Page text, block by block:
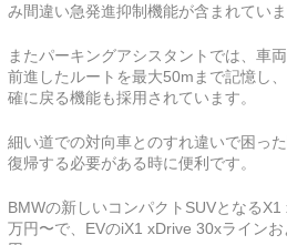
み間違い急発進抑制機能が含まれていま
またパーキングアシスタントでは、車
前進したルートを最大50mまで記憶し
確に戻る機能も採用されています。
細い道での対向車とのすれ違いで困っ
復帰する必要がある時に便利です。
BMWの新しいコンパクトSUVとなる
万円〜で、EVのiX1 xDrive 30xライン